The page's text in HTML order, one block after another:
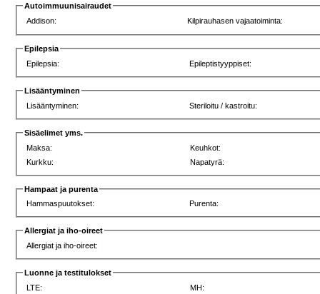
Autoimmuunisairaudet
Addison:
Kilpirauhasen vajaatoiminta:
Epilepsia
Epilepsia:
Epileptistyyppiset:
Lisääntyminen
Lisääntyminen:
Steriloitu / kastroitu:
Sisäelimet yms.
Maksa:
Keuhkot:
Kurkku:
Napatyrä:
Hampaat ja purenta
Hammaspuutokset:
Purenta:
Allergiat ja iho-oireet
Allergiat ja iho-oireet:
Luonne ja testitulokset
LTE:
MH: